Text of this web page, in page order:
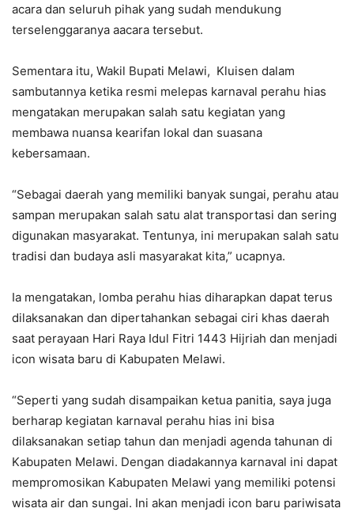
acara dan seluruh pihak yang sudah mendukung
terselenggaranya aacara tersebut.
Sementara itu, Wakil Bupati Melawi, Kluisen dalam
sambutannya ketika resmi melepas karnaval perahu hias
mengatakan merupakan salah satu kegiatan yang
membawa nuansa kearifan lokal dan suasana
kebersamaan.
“Sebagai daerah yang memiliki banyak sungai, perahu atau
sampan merupakan salah satu alat transportasi dan sering
digunakan masyarakat. Tentunya, ini merupakan salah satu
tradisi dan budaya asli masyarakat kita,” ucapnya.
Ia mengatakan, lomba perahu hias diharapkan dapat terus
dilaksanakan dan dipertahankan sebagai ciri khas daerah
saat perayaan Hari Raya Idul Fitri 1443 Hijriah dan menjadi
icon wisata baru di Kabupaten Melawi.
“Seperti yang sudah disampaikan ketua panitia, saya juga
berharap kegiatan karnaval perahu hias ini bisa
dilaksanakan setiap tahun dan menjadi agenda tahunan di
Kabupaten Melawi. Dengan diadakannya karnaval ini dapat
mempromosikan Kabupaten Melawi yang memiliki potensi
wisata air dan sungai. Ini akan menjadi icon baru pariwisata